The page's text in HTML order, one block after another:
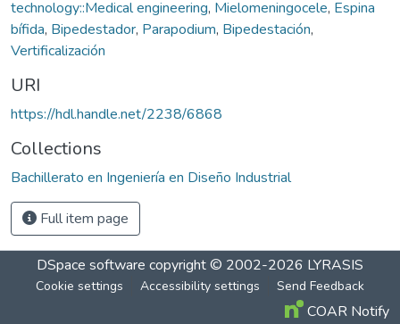
technology::Medical engineering, Mielomeningocele, Espina
bífida, Bipedestador, Parapodium, Bipedestación,
Vertificalización
URI
https://hdl.handle.net/2238/6868
Collections
Bachillerato en Ingeniería en Diseño Industrial
Full item page
DSpace software copyright © 2002-2026 LYRASIS
Cookie settings Accessibility settings Send Feedback
COAR Notify